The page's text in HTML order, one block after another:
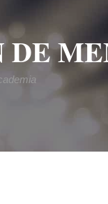
DE